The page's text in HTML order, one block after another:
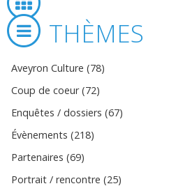
THÈMES
Aveyron Culture (78)
Coup de coeur (72)
Enquêtes / dossiers (67)
Évènements (218)
Partenaires (69)
Portrait / rencontre (25)